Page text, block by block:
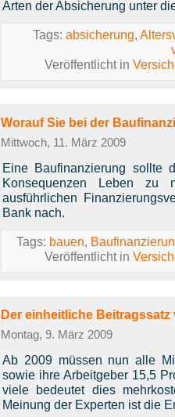
Arten der Absicherung unter
Tags: absicherung,
Veröffentlicht in
Worauf Sie bei der
Mittwoch, 11. März 2009
Eine Baufinanzierung sollte
Konsequenzen Leben zu
ausführlichen
Bank nach.
Tags: bauen,
Veröffentlicht in
Der einheitliche Beitragssatz
Montag, 9. März 2009
Ab 2009 müssen nun alle
sowie ihre Arbeitgeber 15,5
viele bedeutet dies
Meinung der Experten ist die